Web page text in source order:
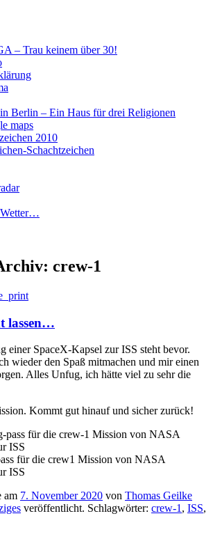
– Trau keinem über 30!
Berlin – Ein Haus für drei Religionen
maps
2010
Schachtzeichen
crew-1
lassen…
einer SpaceX-Kapsel zur ISS steht bevor.
wieder den Spaß mitmachen und mir einen
Alles Unfug, ich hätte viel zu sehr die
Kommt gut hinauf und sicher zurück!
für die crew1 Mission von NASA
ISS
am 7. November 2020 von Thomas Geilke
veröffentlicht. Schlagwörter: crew-1 , ISS,